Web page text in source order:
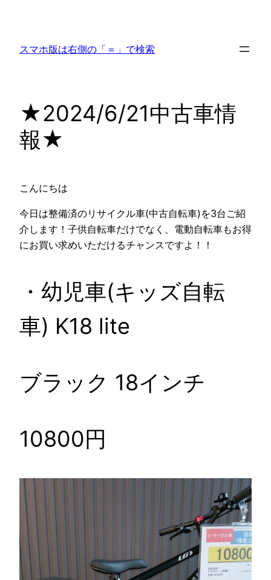
スマホ版は右側の「＝」で検索
★2024/6/21中古車情
報★
こんにちは
今日は整備済のリサイクル車(中古自転車)を3台ご紹
介します！子供自転車だけでなく、電動自転車もお得
にお買い求めいただけるチャンスですよ！！
・幼児車(キッズ自転
車) K18 lite
ブラック 18インチ
10800円